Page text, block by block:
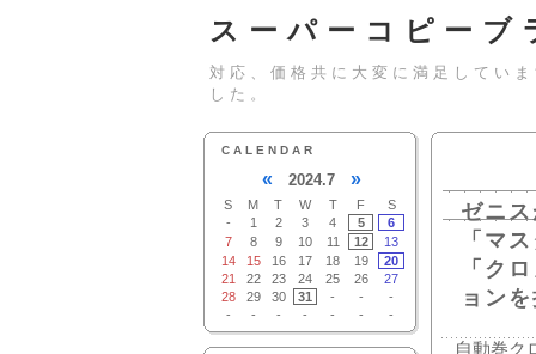
スーパーコピー
対応、価格共に大変に満足してい
した。
ゼニ
「マ
「ク
ョン
自動巻ク
CALENDAR
« 2024.7 »
S M T W T F
S
-
1 2 3 4 5
6
7
8 9 10 11 12
13
14
15 16 17 18 19
20
21
22 23 24 25 26
27
28
29 30 31 - -
-
-
- - - - - -